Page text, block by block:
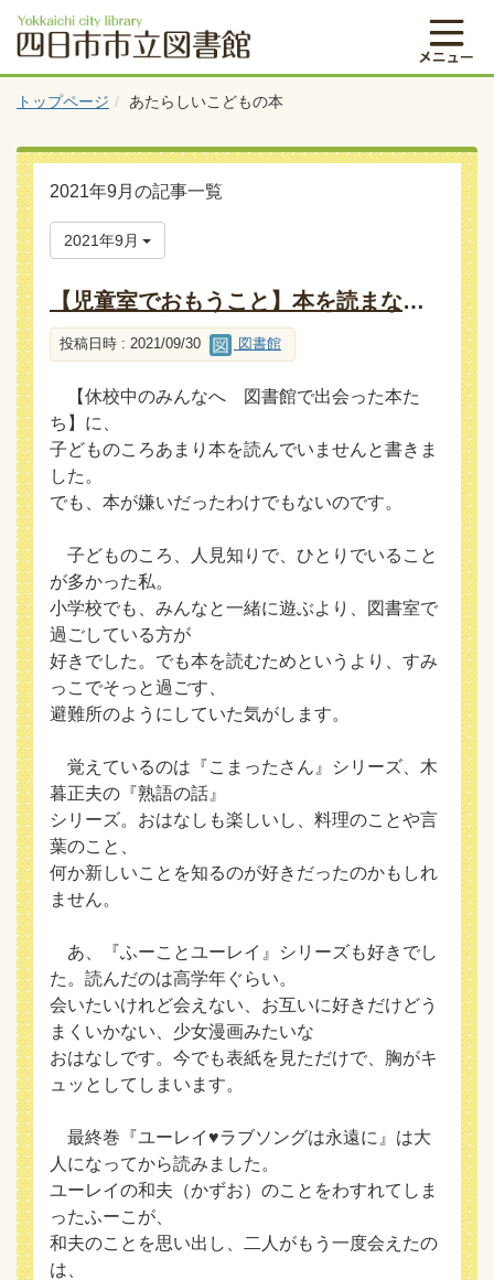
トップページ あたらしいこどもの本
2021年9月の記事一覧
2021年9月
【児童室でおもうこと】本を読まない子は、本が嫌い？
投稿日時 : 2021/09/30 図書館
【休校中のみんなへ 図書館で出会った本た
ち】に、
子どものころあまり本を読んでいませんと書きま
した。
でも、本が嫌いだったわけでもないのです。
子どものころ、人見知りで、ひとりでいること
が多かった私。
小学校でも、みんなと一緒に遊ぶより、図書室で
過ごしている方が
好きでした。でも本を読むためというより、すみ
っこでそっと過ごす、
避難所のようにしていた気がします。
覚えているのは『こまったさん』シリーズ、木
暮正夫の『熟語の話』
シリーズ。おはなしも楽しいし、料理のことや言
葉のこと、
何か新しいことを知るのが好きだったのかもしれ
ません。
あ、『ふーことユーレイ』シリーズも好きでし
た。読んだのは高学年ぐらい。
会いたいけれど会えない、お互いに好きだけどう
まくいかない、少女漫画みたいな
おはなしです。今でも表紙を見ただけで、胸がキ
ュッとしてしまいます。
最終巻『ユーレイ♥ラブソングは永遠に』は大
人になってから読みました。
ユーレイの和夫（かずお）のことをわすれてしま
ったふーこが、
和夫のことを思い出し、二人がもう一度会えたの
は、